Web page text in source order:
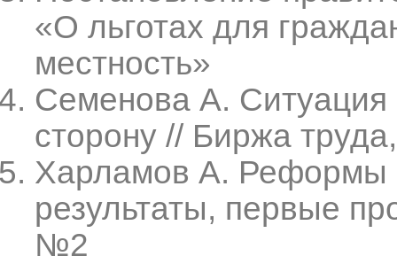
«О льготах для
местность»
Семенова А.
сторону // Биржа
Харламов А. Реформы
результаты, первые
№2